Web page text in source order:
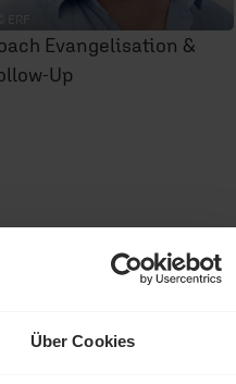
Über Cookies
© ERF
Evangelisation &
Up